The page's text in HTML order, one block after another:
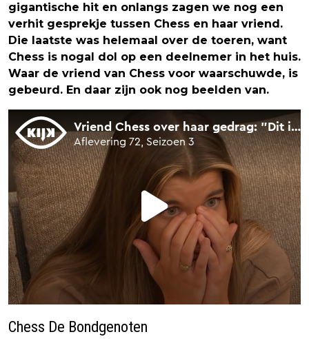
gigantische hit en onlangs zagen we nog een
verhit gesprekje tussen Chess en haar vriend.
Die laatste was helemaal over de toeren, want
Chess is nogal dol op een deelnemer in het huis.
Waar de vriend van Chess voor waarschuwde, is
gebeurd. En daar zijn ook nog beelden van.
Chess De Bondgenoten